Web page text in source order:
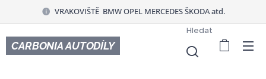
VRAKOVIŠTĚ BMW OPEL MERCEDES ŠKODA atd.
CARBONIA AUTODÍLY
Hledat